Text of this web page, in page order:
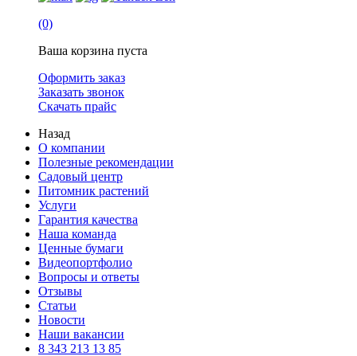
(0)
Ваша корзина пуста
Оформить заказ
Заказать звонок
Скачать прайс
Назад
О компании
Полезные рекомендации
Садовый центр
Питомник растений
Услуги
Гарантия качества
Наша команда
Ценные бумаги
Видеопортфолио
Вопросы и ответы
Отзывы
Статьи
Новости
Наши вакансии
8 343 213 13 85